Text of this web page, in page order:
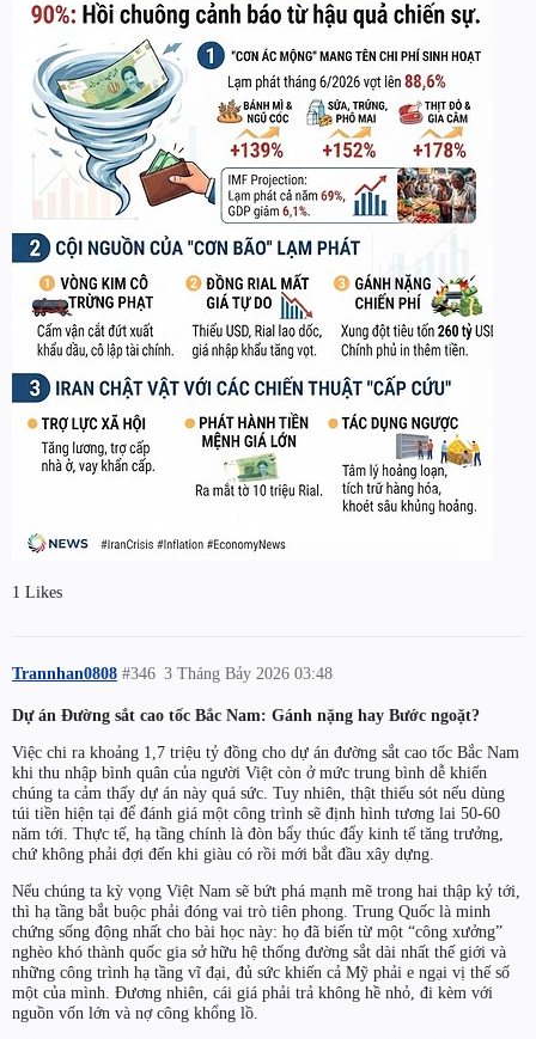
1 Likes
Trannhan0808 3 Tháng Bảy 2026 03:48
#346
Dự án Đường sắt cao tốc Bắc Nam: Gánh nặng hay Bước ngoặt?
Việc chi ra khoảng 1,7 triệu tỷ đồng cho dự án đường sắt cao tốc Bắc Nam
khi thu nhập bình quân của người Việt còn ở mức trung bình dễ khiến
chúng ta cảm thấy dự án này quá sức. Tuy nhiên, thật thiếu sót nếu dùng
túi tiền hiện tại để đánh giá một công trình sẽ định hình tương lai 50-60
năm tới. Thực tế, hạ tầng chính là đòn bẩy thúc đẩy kinh tế tăng trưởng,
chứ không phải đợi đến khi giàu có rồi mới bắt đầu xây dựng.
Nếu chúng ta kỳ vọng Việt Nam sẽ bứt phá mạnh mẽ trong hai thập kỷ tới,
thì hạ tầng bắt buộc phải đóng vai trò tiên phong. Trung Quốc là minh
chứng sống động nhất cho bài học này: họ đã biến từ một “công xưởng”
nghèo khó thành quốc gia sở hữu hệ thống đường sắt dài nhất thế giới và
những công trình hạ tầng vĩ đại, đủ sức khiến cả Mỹ phải e ngại vị thế số
một của mình. Đương nhiên, cái giá phải trả không hề nhỏ, đi kèm với
nguồn vốn lớn và nợ công khổng lồ.